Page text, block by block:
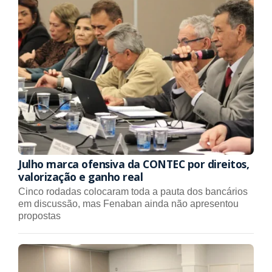
Julho marca ofensiva da CONTEC por direitos,
valorização e ganho real
Cinco rodadas colocaram toda a pauta dos bancários
em discussão, mas Fenaban ainda não apresentou
propostas